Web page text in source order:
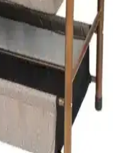
beşiklerinin özellikleri,
karşılaştırması.
açısından hangisi sizin için
Kullanım Avantajları
güvenlik
kolaylığıyla ebeveynlerin
özellikleriyle bebeğin